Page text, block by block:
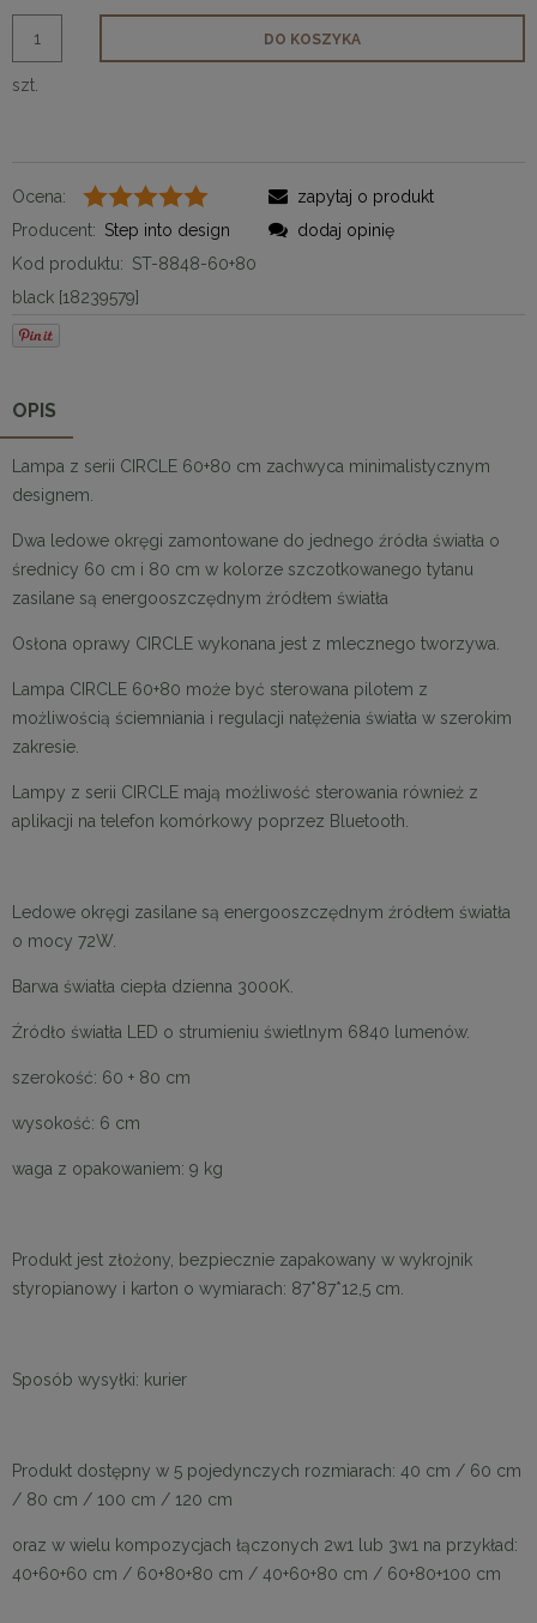
szt.
DO KOSZYKA
Ocena:
Producent: Step into design
Kod produktu: ST-8848-60+80
black [18239579]
zapytaj o produkt
dodaj opinię
OPIS
Lampa z serii CIRCLE 60+80 cm zachwyca minimalistycznym
designem.
Dwa ledowe okręgi zamontowane do jednego źródła światła o
średnicy 60 cm i 80 cm w kolorze szczotkowanego tytanu
zasilane są energooszczędnym źródłem światła
Osłona oprawy CIRCLE wykonana jest z mlecznego tworzywa.
Lampa CIRCLE 60+80 może być sterowana pilotem z
możliwością ściemniania i regulacji natężenia światła w szerokim
zakresie.
Lampy z serii CIRCLE mają możliwość sterowania również z
aplikacji na telefon komórkowy poprzez Bluetooth.
Ledowe okręgi zasilane są energooszczędnym źródłem światła
o mocy 72W.
Barwa światła ciepła dzienna 3000K.
Źródło światła LED o strumieniu świetlnym 6840 lumenów.
szerokość: 60 + 80 cm
wysokość: 6 cm
waga z opakowaniem: 9 kg
Produkt jest złożony, bezpiecznie zapakowany w wykrojnik
styropianowy i karton o wymiarach: 87*87*12,5 cm.
Sposób wysyłki: kurier
Produkt dostępny w 5 pojedynczych rozmiarach: 40 cm / 60 cm
/ 80 cm / 100 cm / 120 cm
oraz w wielu kompozycjach łączonych 2w1 lub 3w1 na przykład:
40+60+60 cm / 60+80+80 cm / 40+60+80 cm / 60+80+100 cm